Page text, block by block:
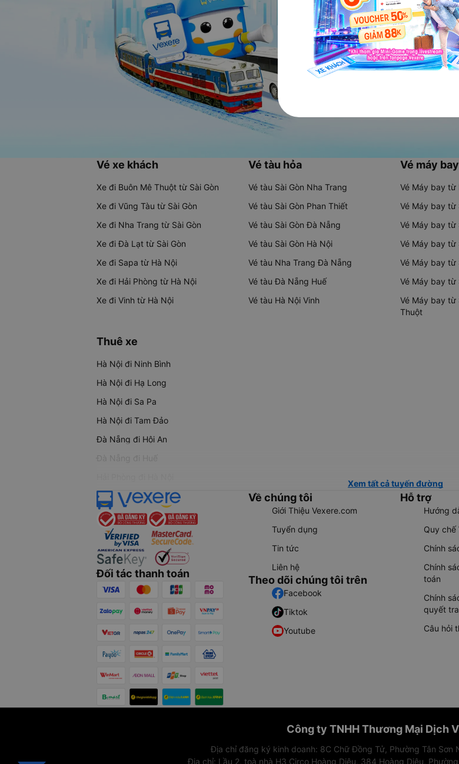
chóng và phù
Tải ứng
Vé xe khách
Xe đi Buôn Mê Thuột từ Sài Gòn
Xe đi Vũng Tàu từ Sài Gòn
Xe đi Nha Trang từ Sài Gòn
Xe đi Đà Lạt từ Sài Gòn
Xe đi Sapa từ Hà Nội
Xe đi Hải Phòng từ Hà Nội
Xe đi Vinh từ Hà Nội
Vé tàu hỏa
Vé tàu Sài Gòn Nha Trang
Vé tàu Sài Gòn Phan Thiết
Vé tàu Sài Gòn Đà Nẵng
Vé tàu Sài Gòn Hà Nội
Vé tàu Nha Trang Đà Nẵng
Vé tàu Đà Nẵng Huế
Vé tàu Hà Nội Vinh
Vé máy bay
Vé Máy bay từ
Vé Máy bay từ
Vé Máy bay từ
Vé Máy bay từ
Vé Máy bay từ
Vé Máy bay từ
Vé Máy bay từ
Thuột
Thuê xe
Hà Nội đi Ninh Bình
Hà Nội đi Hạ Long
Hà Nội đi Sa Pa
Hà Nội đi Tam Đảo
Đà Nẵng đi Hội An
Đà Nẵng đi Huế
Xem tất cả tuyến đường
Đối tác thanh toán
Về chúng tôi
Giới Thiệu Vexere.com
Tuyển dụng
Tin tức
Liên hệ
Theo dõi chúng tôi trên
Facebook
Tiktok
Youtube
Hỗ trợ
Hướng
Quy chế
Chính
Chính
toán
Chính
quyết
Câu hỏi
Công ty TNHH Thương Mại Dịch
Địa chỉ đăng ký kinh doanh: 8C Chữ Đồng Tử, Phường Tân Sơn
Địa chỉ: Lầu 2, toà nhà H3 Circo Hoàng Diệu, 384 Hoàng Diệu, Phường